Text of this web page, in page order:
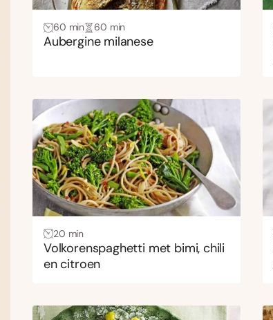
60 min 60 min
Aubergine milanese
20 min
Volkorenspaghetti met bimi, chili
en citroen